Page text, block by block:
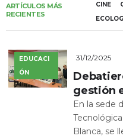
ARTÍCULOS MÁS
RECIENTES
CINE
EDUCACI
ÓN
31/12/2025
gestión
En la sede
Blanca, se